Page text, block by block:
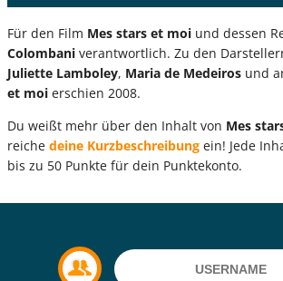
Für den Film Mes stars et moi und dessen
Colombani verantwortlich. Zu den
Juliette Lamboley, Maria de Medeiros und
et moi erschien 2008.
Du weißt mehr über den Inhalt von Mes
reiche deine Kurzbeschreibung ein! Jede
bis zu 50 Punkte für dein Punktekonto.